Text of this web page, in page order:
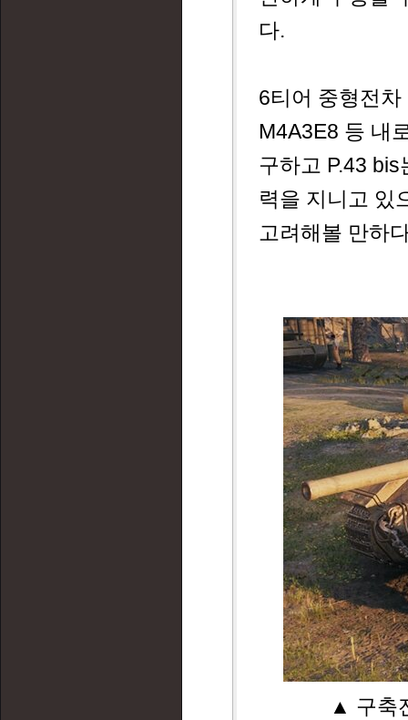
다.
6티어 중형전
M4A3E8 등 내
구하고 P.43
력을 지니고 있
고려해볼 만하
▲ 구축